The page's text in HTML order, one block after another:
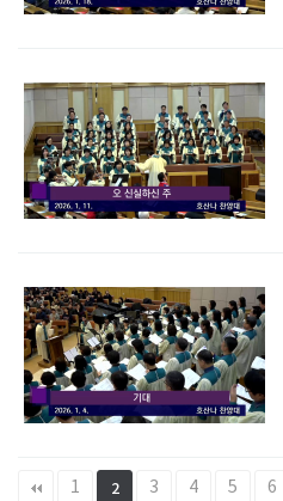
1 2 3 4 5 6